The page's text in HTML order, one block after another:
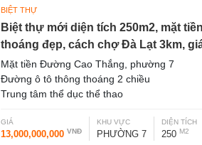
BIỆT THỰ
Biệt thự mới diện tích 250m2, mặt
thoáng đẹp, cách chợ Đà Lạt 3km,
Mặt tiền Đường Cao Thắng, phường 7
Đường ô tô thông thoáng 2 chiều
Trung tâm thể dục thể thao
GIÁ
13,000,000,000 VNĐ
KHU VỰC
PHƯỜNG 7
DIỆN TÍCH
250 M2